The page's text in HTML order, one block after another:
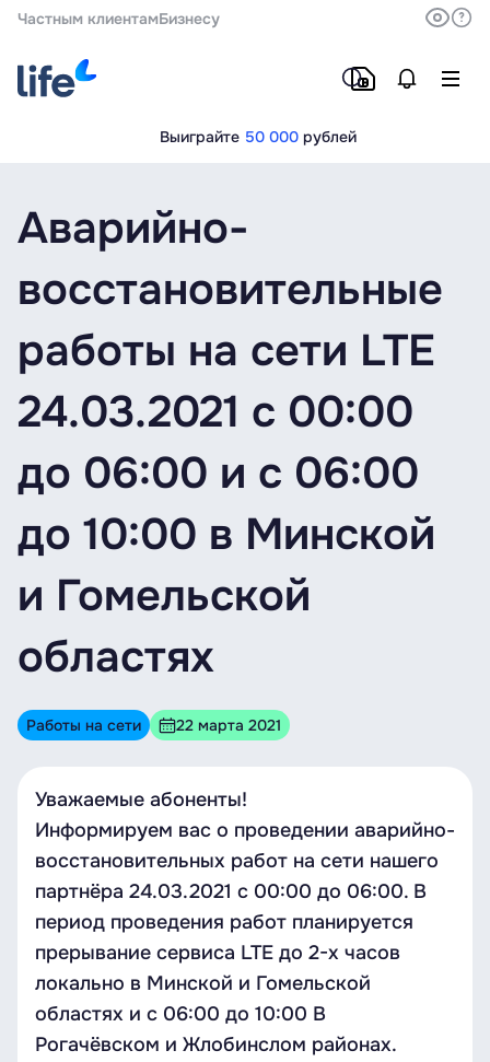
Частным клиентамБизнесу
Выиграйте 50 000 рублей
Аварийно-
восстановительные
работы на сети LTE
24.03.2021 c 00:00
до 06:00 и c 06:00
до 10:00 в Минской
и Гомельской
областях
Работы на сети 22 марта 2021
Уважаемые абоненты!
Информируем вас о проведении аварийно-
восстановительных работ на сети нашего
партнёра 24.03.2021 c 00:00 до 06:00. В
период проведения работ планируется
прерывание сервиса LTE до 2-х часов
локально в Минской и Гомельской
областях и c 06:00 до 10:00 В
Рогачёвском и Жлобинслом районах.